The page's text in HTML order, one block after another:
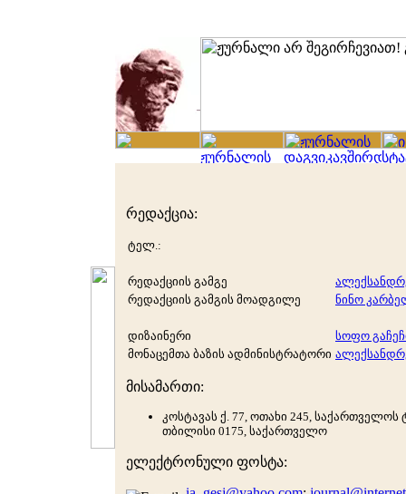
რედაქცია:
ტელ.:
რედაქციის გამგე
რედაქციის გამგის მოადგილე
ნინო
დიზაინერი
სოფო
მონაცემთა ბაზის ადმინისტრატორი
მისამართი:
კოსტავას ქ. 77, ოთახი 245,
თბილისი 0175, საქართველო
ელექტრონული ფოსტა: